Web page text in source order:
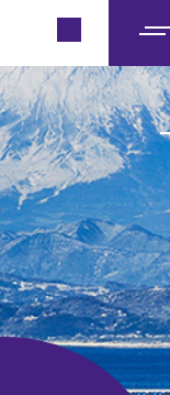
ニ
ュ
ー
ジメント
を
ーンの世界